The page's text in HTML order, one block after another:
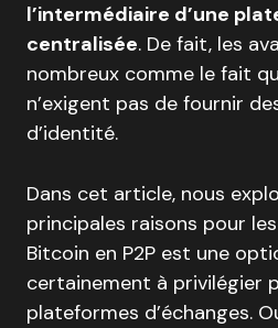
l’intermédiaire d’une
centralisée. De fait, les
nombreux comme le fait
n’exigent pas de fournir
d’identité.
Dans cet article, nous
principales raisons pour
Bitcoin en P2P est une
certainement à privilégier
plateformes d’échanges.